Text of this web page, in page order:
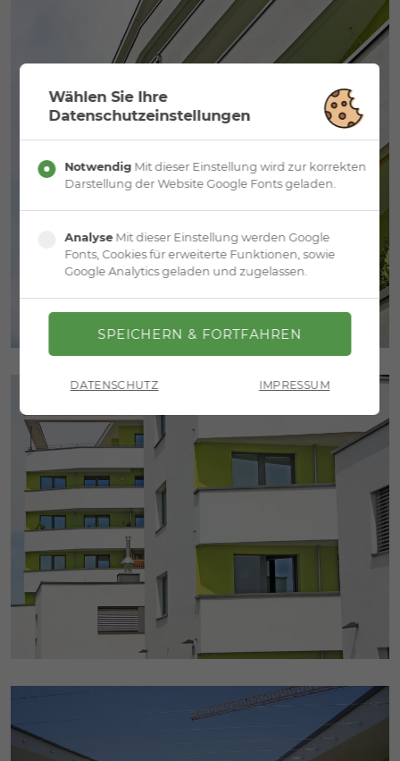
Wählen Sie Ihre
Datenschutzeinstellungen
Notwendig Mit dieser Einstellung wird zur korrekten
Darstellung der Website Google Fonts geladen.
Analyse Mit dieser Einstellung werden Google
Fonts, Cookies für erweiterte Funktionen, sowie
Google Analytics geladen und zugelassen.
DATENSCHUTZ IMPRESSUM